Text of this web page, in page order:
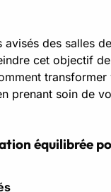
avisés des salles
cet objectif
transformer
prenant soin de
équilibrée